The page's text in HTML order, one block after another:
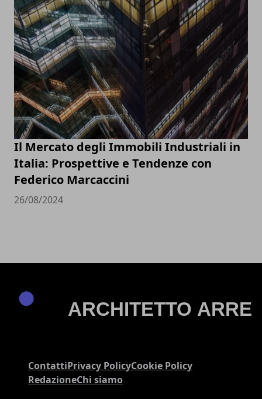
Il Mercato degli Immobili Industriali in
Italia: Prospettive e Tendenze con
Federico Marcaccini
26/08/2024
ContattiPrivacy PolicyCookie Policy
RedazioneChi siamo